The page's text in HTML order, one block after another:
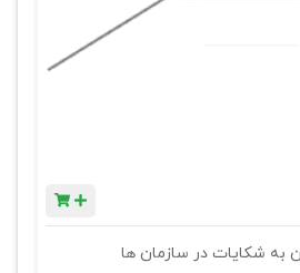
به شکایات در سازمان ها